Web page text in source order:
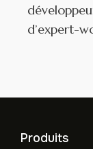
d’expert-
Produits